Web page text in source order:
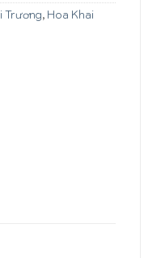
Trương, Hoa Khai